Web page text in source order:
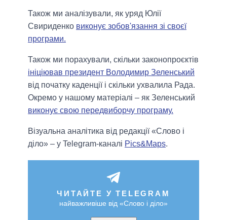
Також ми аналізували, як уряд Юлії
Свириденко виконує зобов'язання зі своєї
програми.
Також ми порахували, скільки законопроєктів
ініціював президент Володимир Зеленський
від початку каденції і скільки ухвалила Рада.
Окремо у нашому матеріалі – як Зеленський
виконує свою передвиборчу програму.
Візуальна аналітика від редакції «Слово і
діло» – у Telegram-каналі Pics&Maps.
ЧИТАЙТЕ У TELEGRAM
найважливіше від «Слово і діло»